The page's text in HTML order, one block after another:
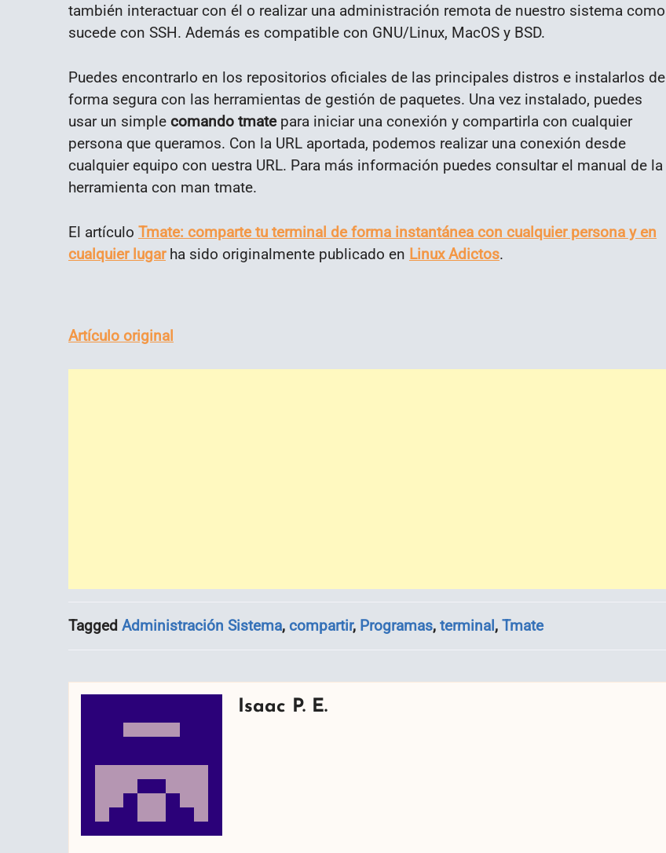
también interactuar con él o realizar una administración remota de nuestro sistema como
sucede con SSH. Además es compatible con GNU/Linux, MacOS y BSD.
Puedes encontrarlo en los repositorios oficiales de las principales distros e instalarlos de
forma segura con las herramientas de gestión de paquetes. Una vez instalado, puedes
usar un simple comando tmatepara iniciar una conexión y compartirla con cualquier
persona que queramos. Con la URL aportada, podemos realizar una conexión desde
cualquier equipo con uestra URL. Para más información puedes consultar el manual de la
herramienta con man tmate.
El artículo Tmate: comparte tu terminal de forma instantánea con cualquier persona y en
cualquier lugarha sido originalmente publicado en Linux Adictos.
Artículo original
Tagged Administración Sistema, compartir, Programas, terminal, Tmate
Isaac P. E.